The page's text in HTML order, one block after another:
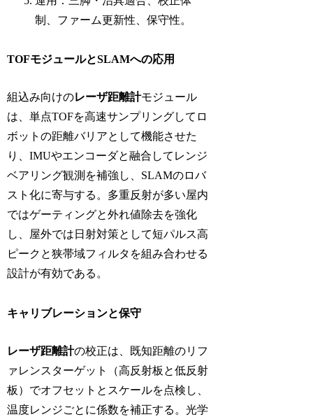
制、ファーム更新性、保守性。
TOFモジュールとSLAMへの応用
組込み向けのレーザ距離計モジュール
は、単点TOFを高速サンプリングしてロ
ボットの距離バリアとして機能させた
り、IMUやエンコーダと融合してレンジ
ベアリング観測を補強し、SLAMのロバ
スト化に寄与する。多重反射が多い屋内
ではゲーティングと外れ値除去を強化
し、屋外では日射対策として短パルス高
ピークと狭帯域フィルタを組み合わせる
設計が有効である。
キャリブレーションと保守
レーザ距離計の校正は、既知距離のリフ
ァレンスターゲット（高反射板と低反射
板）でオフセットとスケールを点検し、
温度レンジごとに係数を補正する。光学